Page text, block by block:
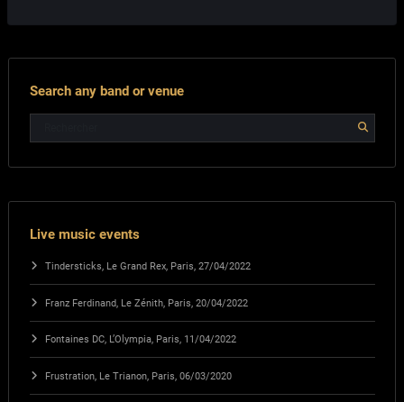
Search any band or venue
Live music events
Tindersticks, Le Grand Rex, Paris, 27/04/2022
Franz Ferdinand, Le Zénith, Paris, 20/04/2022
Fontaines DC, L’Olympia, Paris, 11/04/2022
Frustration, Le Trianon, Paris, 06/03/2020